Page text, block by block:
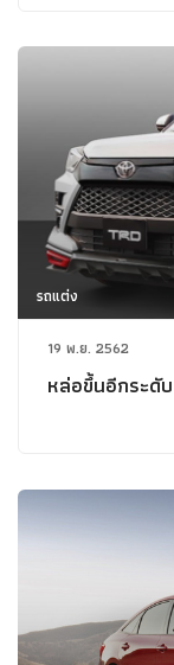
รถแต่ง
19 พ.ย. 2562
หล่อขึ้นอีกระดั